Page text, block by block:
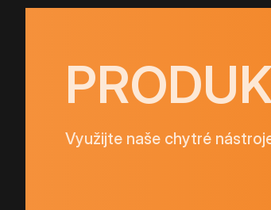
Využijte naše chytré